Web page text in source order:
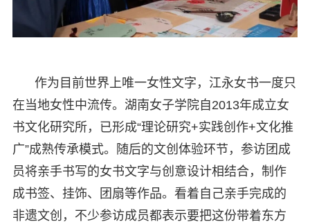
作为目前世界上唯一女性文字，江永女书一度只
在当地女性中流传。湖南女子学院自2013年成立女
书文化研究所，已形成“理论研究+实践创作+文化推
广”成熟传承模式。随后的文创体验环节，参访团成
员将亲手书写的女书文字与创意设计相结合，制作
成书签、挂饰、团扇等作品。看着自己亲手完成的
非遗文创，不少参访成员都表示要把这份带着东方